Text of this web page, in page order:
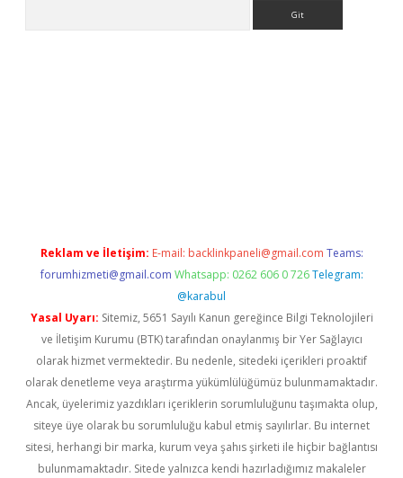
Reklam ve İletişim: E-mail: backlinkpaneli@gmail.com Teams:
forumhizmeti@gmail.com Whatsapp: 0262 606 0 726 Telegram:
@karabul
Yasal Uyarı: Sitemiz, 5651 Sayılı Kanun gereğince Bilgi Teknolojileri
ve İletişim Kurumu (BTK) tarafından onaylanmış bir Yer Sağlayıcı
olarak hizmet vermektedir. Bu nedenle, sitedeki içerikleri proaktif
olarak denetleme veya araştırma yükümlülüğümüz bulunmamaktadır.
Ancak, üyelerimiz yazdıkları içeriklerin sorumluluğunu taşımakta olup,
siteye üye olarak bu sorumluluğu kabul etmiş sayılırlar. Bu internet
sitesi, herhangi bir marka, kurum veya şahıs şirketi ile hiçbir bağlantısı
bulunmamaktadır. Sitede yalnızca kendi hazırladığımız makaleler